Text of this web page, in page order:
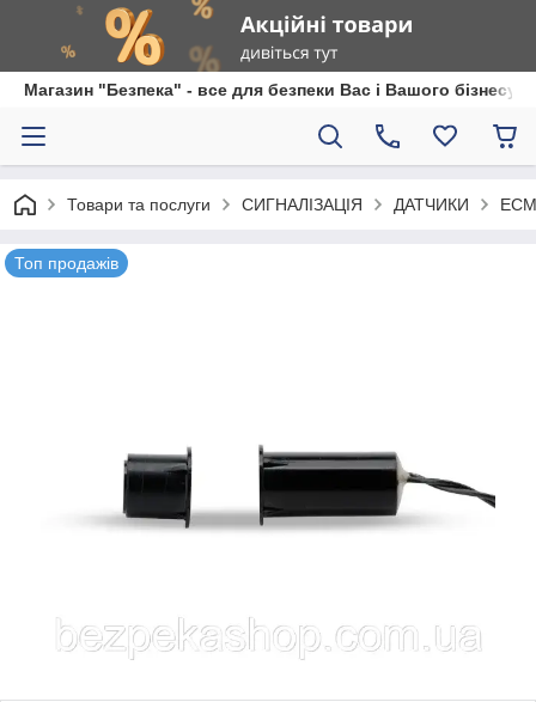
Магазин "Безпека" - все для безпеки Вас і Вашого бізнесу
Товари та послуги СИГНАЛІЗАЦІЯ ДАТЧИКИ
Топ продажів